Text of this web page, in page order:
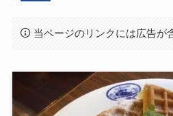
当ページのリンクには広告が